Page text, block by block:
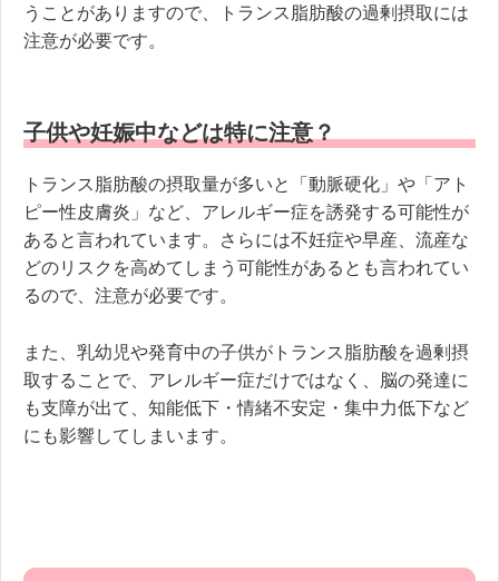
うことがありますので、トランス脂肪酸の過剰摂取には
注意が必要です。
子供や妊娠中などは特に注意？
トランス脂肪酸の摂取量が多いと「動脈硬化」や「アト
ピー性皮膚炎」など、アレルギー症を誘発する可能性が
あると言われています。さらには不妊症や早産、流産な
どのリスクを高めてしまう可能性があるとも言われてい
るので、注意が必要です。
また、乳幼児や発育中の子供がトランス脂肪酸を過剰摂
取することで、アレルギー症だけではなく、脳の発達に
も支障が出て、知能低下・情緒不安定・集中力低下など
にも影響してしまいます。